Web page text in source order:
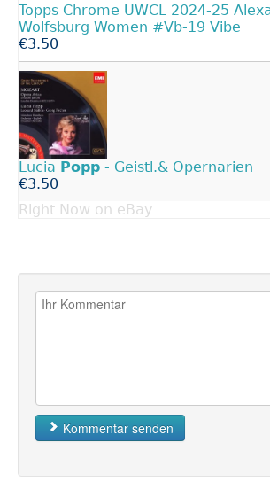
Topps Chrome UWCL 2024-25
Wolfsburg Women #Vb-19 Vibe
€3.50
Lucia Popp - Geistl.& Opernarien
€3.50
Right Now on eBay
Kommentar senden